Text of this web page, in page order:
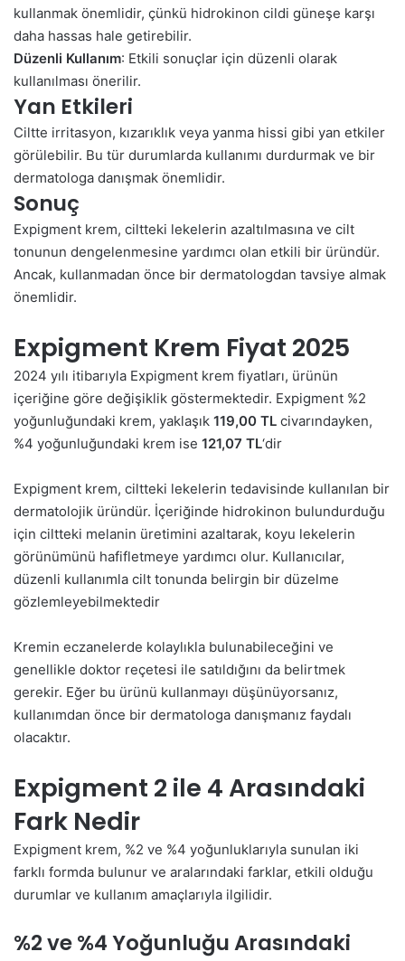
kullanmak önemlidir, çünkü hidrokinon cildi güneşe karşı
daha hassas hale getirebilir.
Düzenli Kullanım: Etkili sonuçlar için düzenli olarak
kullanılması önerilir.
Yan Etkileri
Ciltte irritasyon, kızarıklık veya yanma hissi gibi yan etkiler
görülebilir. Bu tür durumlarda kullanımı durdurmak ve bir
dermatologa danışmak önemlidir.
Sonuç
Expigment krem, ciltteki lekelerin azaltılmasına ve cilt
tonunun dengelenmesine yardımcı olan etkili bir üründür.
Ancak, kullanmadan önce bir dermatologdan tavsiye almak
önemlidir.
Expigment Krem Fiyat 2025
2024 yılı itibarıyla Expigment krem fiyatları, ürünün
içeriğine göre değişiklik göstermektedir. Expigment %2
yoğunluğundaki krem, yaklaşık 119,00 TL civarındayken,
%4 yoğunluğundaki krem ise 121,07 TL‘dir​
Expigment krem, ciltteki lekelerin tedavisinde kullanılan bir
dermatolojik üründür. İçeriğinde hidrokinon bulundurduğu
için ciltteki melanin üretimini azaltarak, koyu lekelerin
görünümünü hafifletmeye yardımcı olur. Kullanıcılar,
düzenli kullanımla cilt tonunda belirgin bir düzelme
gözlemleyebilmektedir​
Kremin eczanelerde kolaylıkla bulunabileceğini ve
genellikle doktor reçetesi ile satıldığını da belirtmek
gerekir. Eğer bu ürünü kullanmayı düşünüyorsanız,
kullanımdan önce bir dermatologa danışmanız faydalı
olacaktır.
Expigment 2 ile 4 Arasındaki
Fark Nedir
Expigment krem, %2 ve %4 yoğunluklarıyla sunulan iki
farklı formda bulunur ve aralarındaki farklar, etkili olduğu
durumlar ve kullanım amaçlarıyla ilgilidir.
%2 ve %4 Yoğunluğu Arasındaki